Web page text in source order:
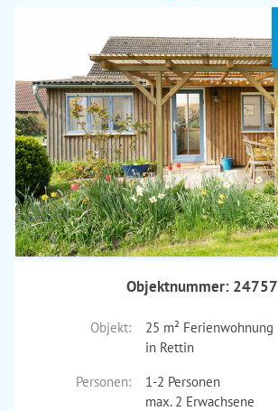
Objektnummer: 24757
Objekt:
25 m² Ferienwohnung
in Rettin
Personen:
1-2 Personen
max. 2 Erwachsene